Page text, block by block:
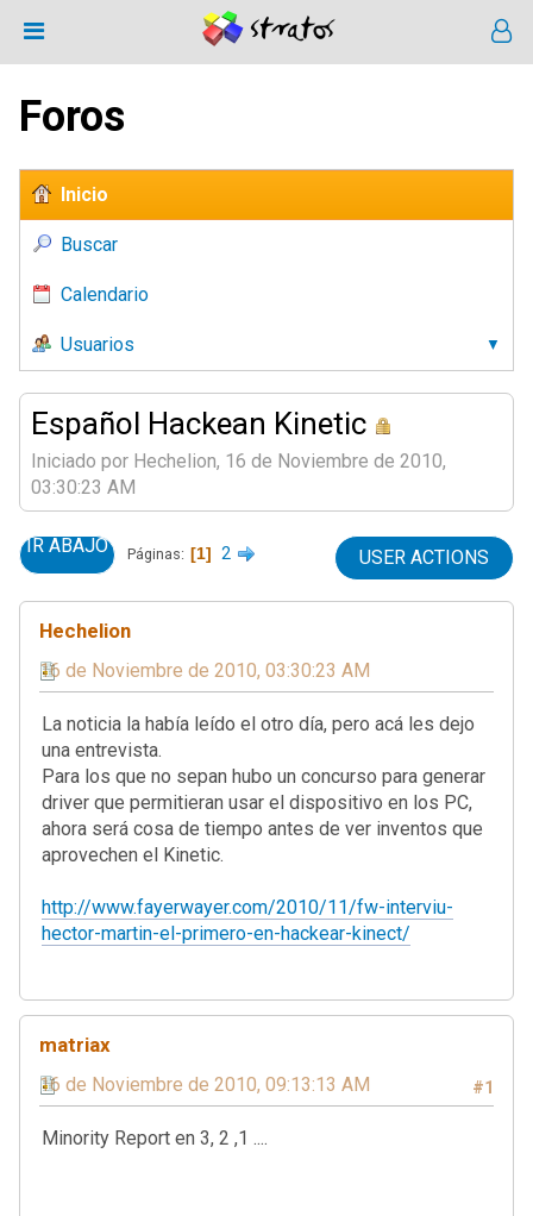
Foros
Inicio
Buscar
Calendario
Usuarios
Español Hackean Kinetic
Iniciado por Hechelion, 16 de Noviembre de 2010,
03:30:23 AM
IR ABAJO Páginas 1 2 USER ACTIONS
Hechelion
16 de Noviembre de 2010, 03:30:23 AM
La noticia la había leído el otro día, pero acá les dejo
una entrevista.
Para los que no sepan hubo un concurso para generar
driver que permitieran usar el dispositivo en los PC,
ahora será cosa de tiempo antes de ver inventos que
aprovechen el Kinetic.
http://www.fayerwayer.com/2010/11/fw-interviu-
hector-martin-el-primero-en-hackear-kinect/
matriax
#1
16 de Noviembre de 2010, 09:13:13 AM
Minority Report en 3, 2 ,1 ....